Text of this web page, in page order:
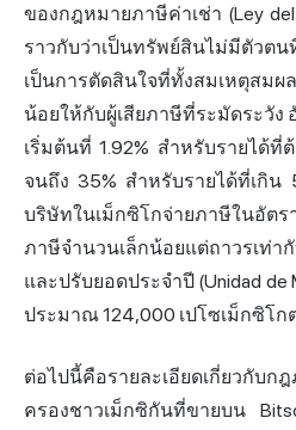
ของกฎหมายภาษีค่าเช่า (Ley del
ราวกับว่าเป็นทรัพย์สินไม่มีตัว
เป็นการตัดสินใจที่ทั้งสมเหตุสมผ
น้อยให้กับผู้เสียภาษีที่ระมัดระวัง
เริ่มต้นที่ 1.92% สำหรับรายได้ที่
จนถึง 35% สำหรับรายได้ที่เกิน
บริษัทในเม็กซิโกจ่ายภาษีในอั
ภาษีจำนวนเล็กน้อยแต่ถาวรเท่า
และปรับยอดประจำปี (Unidad de
ประมาณ 124,000 เปโซเม็กซิโ
ต่อไปนี้คือรายละเอียดเกี่ยวกับก
ครองชาวเม็กซิกันที่ขายบน